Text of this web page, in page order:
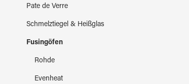
Pate de Verre
Schmelztiegel & Heißglas
Fusingöfen
Rohde
Evenheat